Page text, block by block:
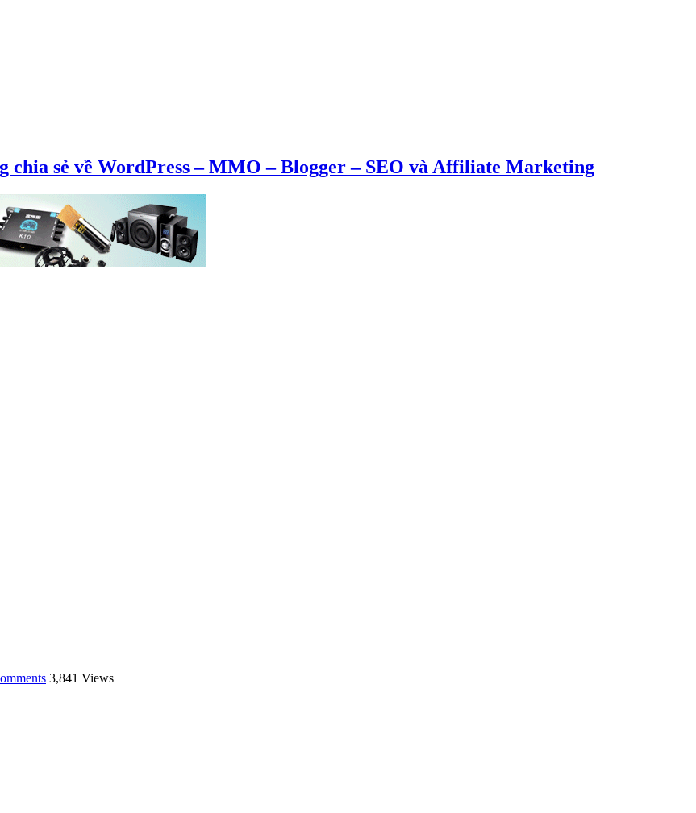
chia sẻ về WordPress – MMO – Blogger – SEO và Affiliate Marketing
3,841 Views